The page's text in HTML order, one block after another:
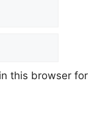
this browser